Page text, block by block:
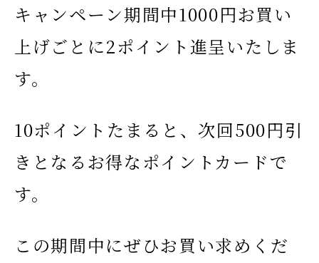
キャンペーン期間中1000円お買い
上げごとに2ポイント進呈いたしま
す。
10ポイントたまると、次回500円引
きとなるお得なポイントカードで
す。
この期間中にぜひお買い求めくだ